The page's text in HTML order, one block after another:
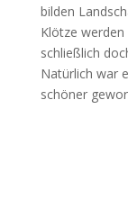
bilden
Klötze
schließlich
Natürlich war
schöner